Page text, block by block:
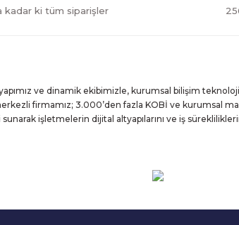
kadar ki tüm siparişler
ve dinamik ekibimizle, kurumsal bilişim
firmamız; 3.000’den fazla KOBİ ve kurumsal
işletmelerin dijital altyapılarını ve iş